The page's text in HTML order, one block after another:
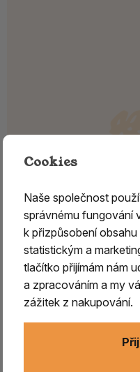
Stojánek -
Dřevěný stojánek slouží
Cookies
Naše společnost
správnému fungování
k přizpůsobení
statistickým a
tlačítko přijímám nám
a zpracováním a my
zážitek z nakupování.